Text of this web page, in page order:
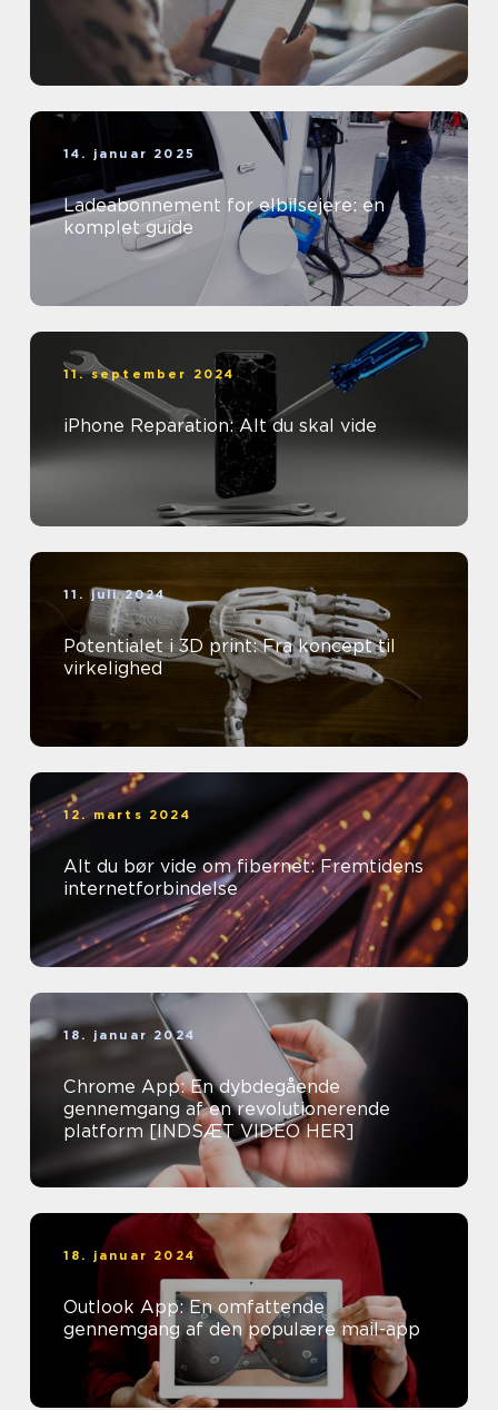
14. januar 2025
Ladeabonnement for elbilsejere: en
komplet guide
11. september 2024
iPhone Reparation: Alt du skal vide
11. juli 2024
Potentialet i 3D print: Fra koncept til
virkelighed
12. marts 2024
Alt du bør vide om fibernet: Fremtidens
internetforbindelse
18. januar 2024
Chrome App: En dybdegående
gennemgang af en revolutionerende
platform [INDSÆT VIDEO HER]
18. januar 2024
Outlook App: En omfattende
gennemgang af den populære mail-app